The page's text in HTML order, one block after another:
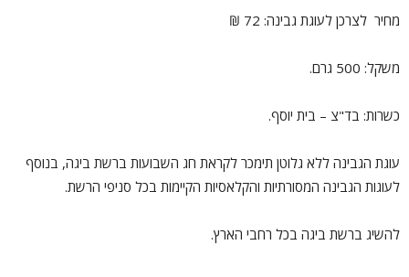
מחיר לצרכן לעוגת גבינה: 72 ₪
משקל: 500 גרם.
כשרות: בד"צ – בית יוסף.
עוגת הגבינה ללא גלוטן תימכר לקראת חג השבועות ברשת ביגה, בנוסף
לעוגות הגבינה המסורתיות והקלאסיות הקיימות בכל סניפי הרשת.
להשיג ברשת ביגה בכל רחבי הארץ.